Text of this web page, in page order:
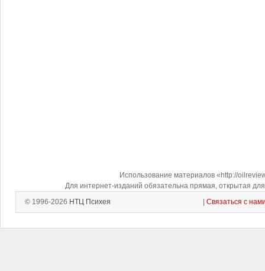
Использование материалов «http://
Для интернет-изданий обязательна прямая, открытая
© 1996-2026 НТЦ Психея Связаться с